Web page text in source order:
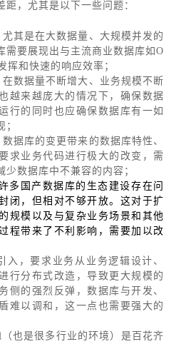
，尤其是以下一些问题：
尤其是在大数据量、大规模并发的
需要展现出与主流商业数据库如O
挥和快速的响应效率；
在数据量不断增大、业务规模不断
越来越庞大的情况下，确保数据
行的同时也应确保数据库有一如
；
数据库的变更带来的数据库特性、
求业务代码进行极大的改变，需
少数据库中不兼容的内容；
多国产数据库的生态建设存在问
闭，但相对不够开放。这对于扩
规模以及与复杂业务场景和其他
程带来了不利影响，需要加以改
入，要求业务从业务逻辑设计、
行分布式改造，导致更大规模的
侧的强烈反弹，数据库与开发、
难以调和，这一点也需要强大的
（也是很多行业的环境）是百花齐